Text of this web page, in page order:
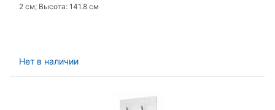
2 см; Высота: 141.8 см
Нет в наличии